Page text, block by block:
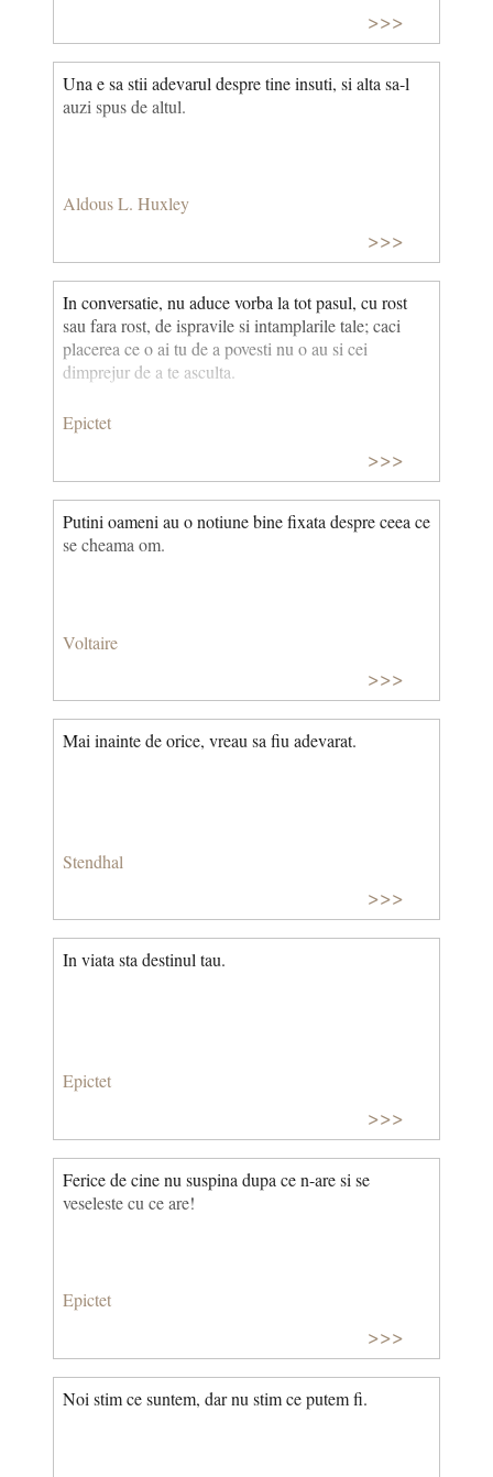
>>>
Una e sa stii adevarul despre tine insuti, si alta sa-l
auzi spus de altul.
Aldous L. Huxley
>>>
In conversatie, nu aduce vorba la tot pasul, cu rost
sau fara rost, de ispravile si intamplarile tale; caci
placerea ce o ai tu de a povesti nu o au si cei
dimprejur de a te asculta.
Epictet
>>>
Putini oameni au o notiune bine fixata despre ceea ce
se cheama om.
Voltaire
>>>
Mai inainte de orice, vreau sa fiu adevarat.
Stendhal
>>>
In viata sta destinul tau.
Epictet
>>>
Ferice de cine nu suspina dupa ce n-are si se
veseleste cu ce are!
Epictet
>>>
Noi stim ce suntem, dar nu stim ce putem fi.